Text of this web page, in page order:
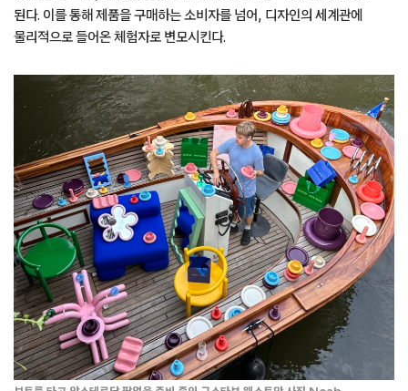
된다. 이를 통해 제품을 구매하는 소비자를 넘어, 디자인의 세계관에
물리적으로 들어온 체험자로 변모시킨다.